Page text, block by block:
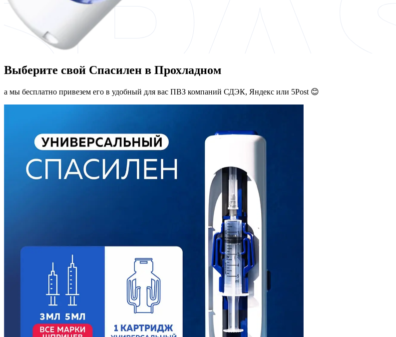
Выберите свой Спасилен в Прохладном
а мы бесплатно привезем его в удобный для вас ПВЗ компаний СДЭК, Яндекс или 5Post 😊